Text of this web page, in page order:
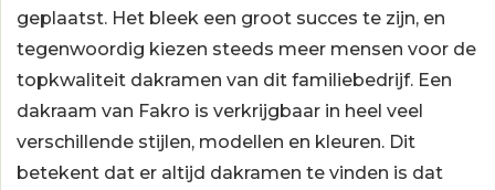
geplaatst. Het bleek een groot succes te zijn, en
tegenwoordig kiezen steeds meer mensen voor de
topkwaliteit dakramen van dit familiebedrijf. Een
dakraam van Fakro is verkrijgbaar in heel veel
verschillende stijlen, modellen en kleuren. Dit
betekent dat er altijd dakramen te vinden is dat